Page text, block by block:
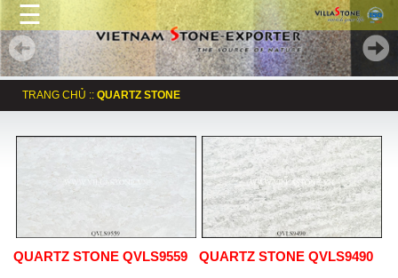
☰
TRANG CHỦ :: QUARTZ STONE
QUARTZ STONE QVLS9559 QUARTZ STONE QVLS9490